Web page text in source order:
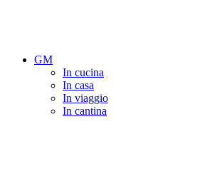
GM
In cucina
In casa
In viaggio
In cantina